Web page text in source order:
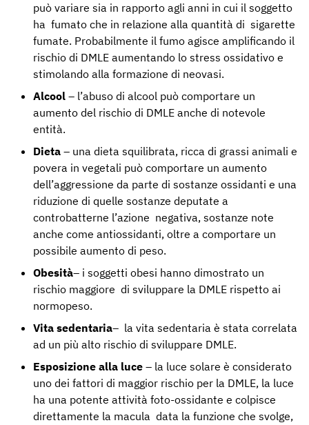
può variare sia in rapporto agli anni in cui il soggetto
ha fumato che in relazione alla quantità di sigarette
fumate. Probabilmente il fumo agisce amplificando il
rischio di DMLE aumentando lo stress ossidativo e
stimolando alla formazione di neovasi.
Alcool – l’abuso di alcool può comportare un
aumento del rischio di DMLE anche di notevole
entità.
Dieta – una dieta squilibrata, ricca di grassi animali e
povera in vegetali può comportare un aumento
dell’aggressione da parte di sostanze ossidanti e una
riduzione di quelle sostanze deputate a
controbatterne l’azione negativa, sostanze note
anche come antiossidanti, oltre a comportare un
possibile aumento di peso.
Obesità– i soggetti obesi hanno dimostrato un
rischio maggiore di sviluppare la DMLE rispetto ai
normopeso.
Vita sedentaria– la vita sedentaria è stata correlata
ad un più alto rischio di sviluppare DMLE.
Esposizione alla luce – la luce solare è considerato
uno dei fattori di maggior rischio per la DMLE, la luce
ha una potente attività foto-ossidante e colpisce
direttamente la macula data la funzione che svolge,